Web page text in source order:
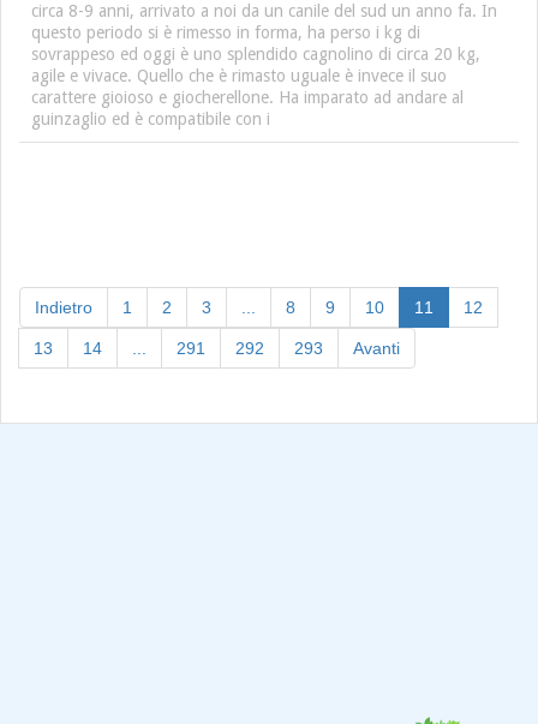
circa 8-9 anni, arrivato a noi da un canile del sud un anno fa. In
questo periodo si è rimesso in forma, ha perso i kg di
sovrappeso ed oggi è uno splendido cagnolino di circa 20 kg,
agile e vivace. Quello che è rimasto uguale è invece il suo
carattere gioioso e giocherellone. Ha imparato ad andare al
guinzaglio ed è compatibile con i
Indietro 1 2 3 8 9 10 11 (current)
12
13 14 291 292 293 Avanti